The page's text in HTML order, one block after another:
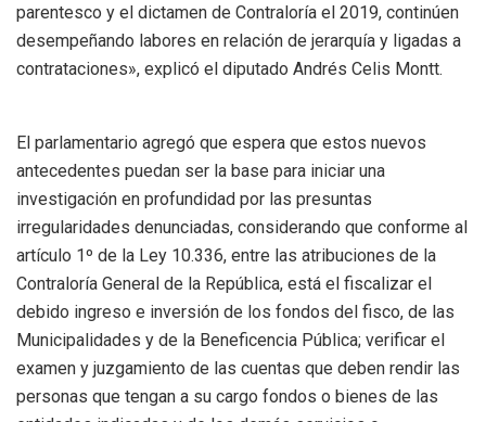
parentesco y el dictamen de Contraloría el 2019, continúen
desempeñando labores en relación de jerarquía y ligadas a
contrataciones», explicó el diputado Andrés Celis Montt.
El parlamentario agregó que espera que estos nuevos
antecedentes puedan ser la base para iniciar una
investigación en profundidad por las presuntas
irregularidades denunciadas, considerando que conforme al
artículo 1º de la Ley 10.336, entre las atribuciones de la
Contraloría General de la República, está el fiscalizar el
debido ingreso e inversión de los fondos del fisco, de las
Municipalidades y de la Beneficencia Pública; verificar el
examen y juzgamiento de las cuentas que deben rendir las
personas que tengan a su cargo fondos o bienes de las